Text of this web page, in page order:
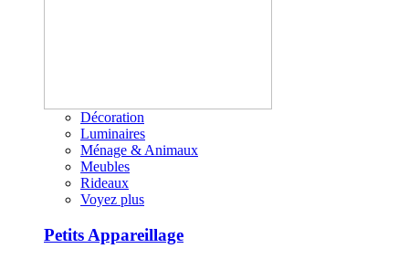
Décoration
Luminaires
Ménage & Animaux
Meubles
Rideaux
Voyez plus
Petits Appareillage